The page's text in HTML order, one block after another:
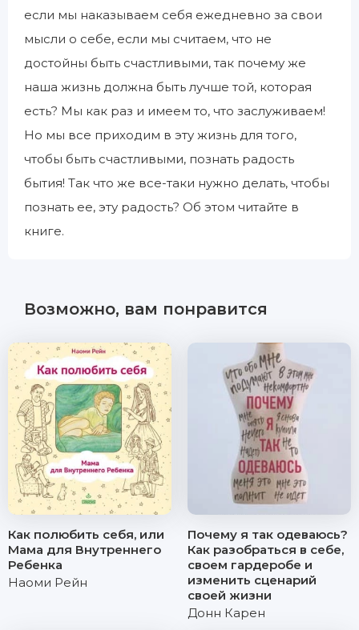
если мы наказываем себя ежедневно за свои
мысли о себе, если мы считаем, что не
достойны быть счастливыми, так почему же
наша жизнь должна быть лучше той, которая
есть? Мы как раз и имеем то, что заслуживаем!
Но мы все приходим в эту жизнь для того,
чтобы быть счастливыми, познать радость
бытия! Так что же все-таки нужно делать, чтобы
познать ее, эту радость? Об этом читайте в
книге.
Возможно, вам понравится
Как полюбить себя, или
Мама для Внутреннего
Ребенка
Наоми Рейн
Почему я так одеваюсь?
Как разобраться в себе,
своем гардеробе и
изменить сценарий
своей жизни
Донн Карен